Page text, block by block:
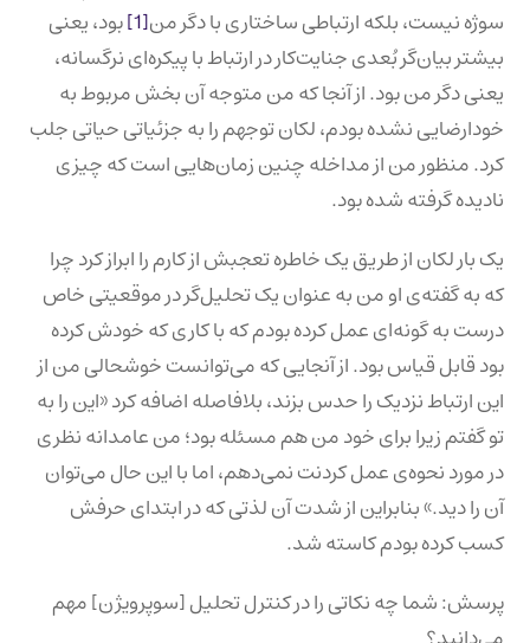
سوژه نیست، بلکه ارتباطی ساختاری با دگر من[1] بود، یعنی
بیشتر بیان‌گر بُعدی جنایت‌کار در ارتباط با پیکره‌ای نرگسانه،
یعنی دگر من بود. از آنجا که من متوجه آن بخش مربوط به
خودارضایی نشده بودم، لکان توجهم را به جزئیاتی حیاتی جلب
کرد. منظور من از مداخله چنین زمان‌هایی است که چیزی
نادیده گرفته شده بود.
یک بار لکان از طریق یک خاطره تعجبش از کارم را ابراز کرد چرا
که به گفته‌ی او من به عنوان یک تحلیل‌گر در موقعیتی خاص
درست به گونه‌ای عمل کرده بودم که با کاری که خودش کرده
بود قابل قیاس بود. از آنجایی که می‌توانست خوشحالی من از
این ارتباط نزدیک را حدس بزند، بلافاصله اضافه کرد «این را به
تو گفتم زیرا برای خود من هم مسئله بود؛ من عامدانه نظری
در مورد نحوه‌ی عمل کردنت نمی‌دهم، اما با این حال می‌توان
آن را دید.» بنابراین از شدت آن لذتی که در ابتدای حرفش
کسب کرده بودم کاسته شد.
پرسش: شما چه نکاتی را در کنترل تحلیل [سوپرویژن] مهم